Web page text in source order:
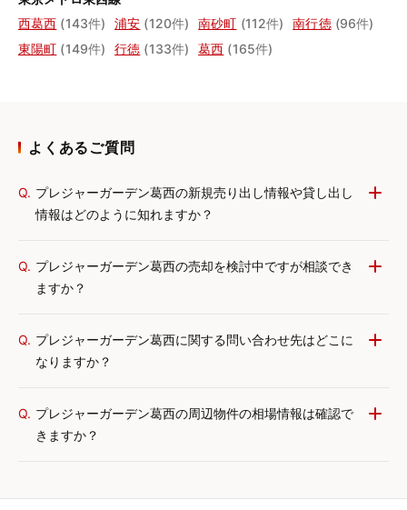
西葛西 (143件) 浦安 (120件) 南砂町 (112件) 南行徳 (96件)
東陽町 (149件) 行徳 (133件) 葛西 (165件)
よくあるご質問
Q. プレジャーガーデン葛西の新規売り出し情報や貸し出し
情報はどのように知れますか？
Q. プレジャーガーデン葛西の売却を検討中ですが相談でき
ますか？
Q. プレジャーガーデン葛西に関する問い合わせ先はどこに
なりますか？
Q. プレジャーガーデン葛西の周辺物件の相場情報は確認で
きますか？